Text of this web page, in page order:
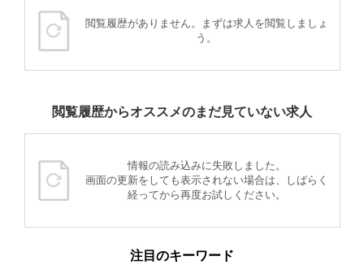
閲覧履歴がありません。まずは求人を閲覧しましょ
う。
閲覧履歴からオススメのまだ見ていない求人
情報の読み込みに失敗しました。
画面の更新をしても表示されない場合は、しばらく
経ってから再度お試しください。
注目のキーワード